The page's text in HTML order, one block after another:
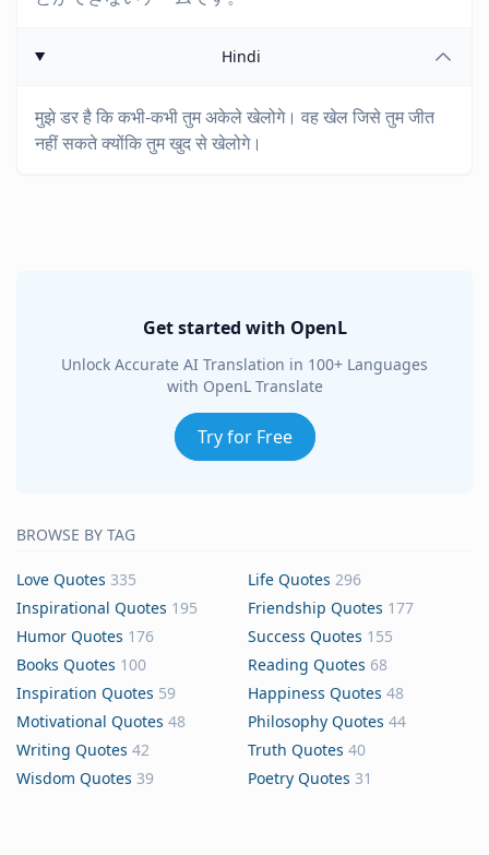
Hindi
मुझे डर है कि कभी-कभी तुम अकेले खेलोगे। वह खेल जिसे तुम जीत
नहीं सकते क्योंकि तुम खुद से खेलोगे।
Get started with OpenL
Unlock Accurate AI Translation in 100+ Languages
with OpenL Translate
Try for Free
BROWSE BY TAG
Love Quotes 335 Life Quotes 296
Inspirational Quotes 195 Friendship Quotes 177
Humor Quotes 176 Success Quotes 155
Books Quotes 100 Reading Quotes 68
Inspiration Quotes 59 Happiness Quotes 48
Motivational Quotes 48 Philosophy Quotes 44
Writing Quotes 42 Truth Quotes 40
Wisdom Quotes 39 Poetry Quotes 31